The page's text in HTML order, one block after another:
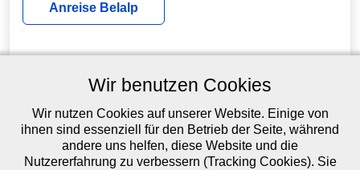
Anreise Belalp
Wir benutzen Cookies
Wir nutzen Cookies auf unserer Website. Einige von
ihnen sind essenziell für den Betrieb der Seite, während
andere uns helfen, diese Website und die
Nutzererfahrung zu verbessern (Tracking Cookies). Sie